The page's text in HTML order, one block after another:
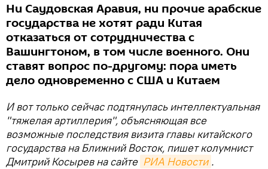
Ни Саудовская Аравия, ни прочие арабские
государства не хотят ради Китая
отказаться от сотрудничества с
Вашингтоном, в том числе военного. Они
ставят вопрос по-другому: пора иметь
дело одновременно с США и Китаем
И вот только сейчас подтянулась интеллектуальная
"тяжелая артиллерия", объясняющая все
возможные последствия визита главы китайского
государства на Ближний Восток, пишет колумнист
Дмитрий Косырев на сайте РИА Новости .